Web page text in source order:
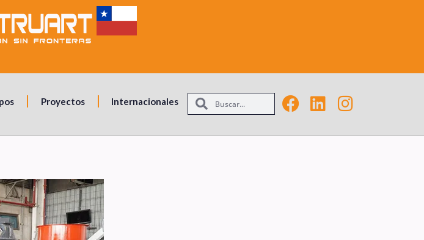
Proyectos Internacionales